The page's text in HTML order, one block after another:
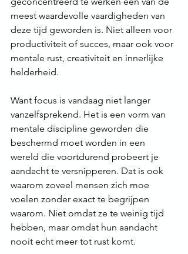
meest waardevolle vaardigheden van
deze tijd geworden is. Niet alleen voor
productiviteit of succes, maar ook voor
mentale rust, creativiteit en innerlijke
helderheid.
Want focus is vandaag niet langer
vanzelfsprekend. Het is een vorm van
mentale discipline geworden die
beschermd moet worden in een
wereld die voortdurend probeert je
aandacht te versnipperen. Dat is ook
waarom zoveel mensen zich moe
voelen zonder exact te begrijpen
waarom. Niet omdat ze te weinig tijd
hebben, maar omdat hun aandacht
nooit echt meer tot rust komt.